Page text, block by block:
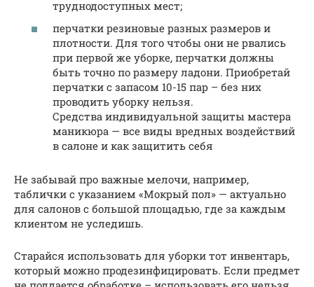
труднодоступных мест;
перчатки резиновые разных размеров и
плотности. Для того чтобы они не рвались
при первой же уборке, перчатки должны
быть точно по размеру ладони. Приобретай
перчатки с запасом 10-15 пар – без них
проводить уборку нельзя.
Средства индивидуальной защиты мастера
маникюра — все виды вредных воздействий
в салоне и как защитить себя
Не забывай про важные мелочи, например,
таблички с указанием «Мокрый пол» — актуально
для салонов с большой площадью, где за каждым
клиентом не уследишь.
Старайся использовать для уборки тот инвентарь,
который можно продезинфицировать. Если предмет